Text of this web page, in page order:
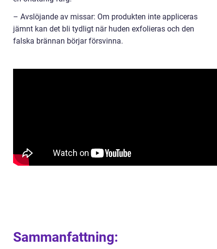
– Avslöjande av missar: Om produkten inte appliceras
jämnt kan det bli tydligt när huden exfolieras och den
falska brännan börjar försvinna.
Sammanfattning: